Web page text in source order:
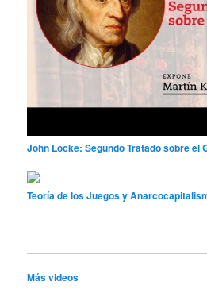
John Locke: Segundo Tratado sobre el
Teoría de los Juegos y
Más videos